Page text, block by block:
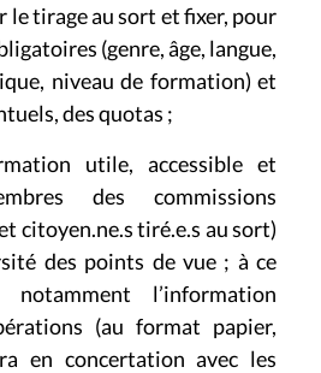
le tirage au sort et fixer, pour
(genre, âge, langue,
niveau de formation) et
des quotas ;
utile, accessible et
des commissions
citoyen.ne.s tiré.e.s au sort)
des points de vue ; à ce
l’information
(au format papier,
en concertation avec les